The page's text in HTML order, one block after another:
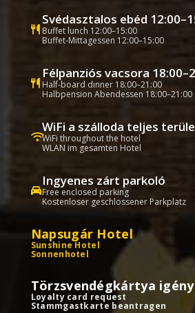
Svédasztalos ebéd
Buffet lunch 12:00–15:00
Buffet-Mittagessen 12:00–15:00
Félpanziós vacsora
Half-board dinner 18:00–21:00
Halbpension Abendessen 18:00–21:00
WiFi a szálloda teljes
WiFi throughout the hotel
WLAN im gesamten Hotel
Ingyenes zárt parkoló
Free enclosed parking
Kostenloser geschlossener Parkplatz
Napsugár Hotel
Sunshine Hotel
Sonnenhotel
Törzsvendégkártya
Loyalty card request
Stammgastkarte beantragen